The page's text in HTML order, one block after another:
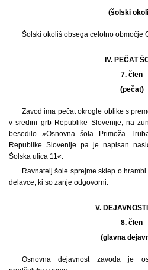
(šolski
Šolski okoliš obsega celotno območje
IV. PEČAT
7. člen
(pečat)
Zavod ima pečat okrogle oblike s
v sredini grb Republike Slovenije, na
besedilo »Osnovna šola Primoža
Republike Slovenije pa je napisan
Šolska ulica 11«.
Ravnatelj šole sprejme sklep o
delavce, ki so zanje odgovorni.
V.
8. člen
(glavna
Osnovna dejavnost zavoda je